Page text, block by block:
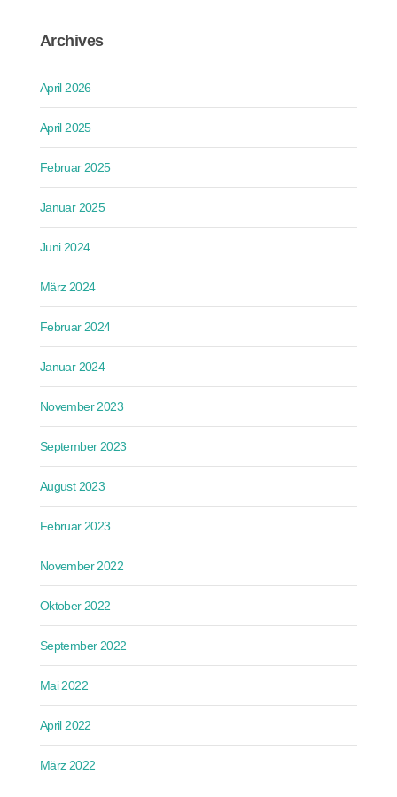
Archives
April 2026
April 2025
Februar 2025
Januar 2025
Juni 2024
März 2024
Februar 2024
Januar 2024
November 2023
September 2023
August 2023
Februar 2023
November 2022
Oktober 2022
September 2022
Mai 2022
April 2022
März 2022